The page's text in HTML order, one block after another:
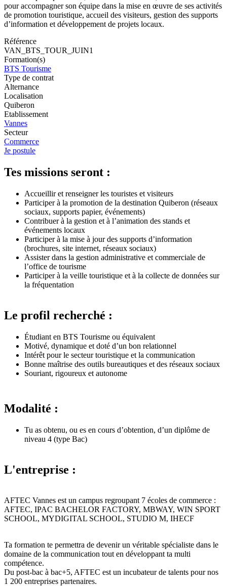
pour accompagner son équipe dans la mise en œuvre de ses activités
de promotion touristique, accueil des visiteurs, gestion des supports
d’information et développement de projets locaux.
Référence
VAN_BTS_TOUR_JUIN1
Formation(s)
BTS Tourisme
Type de contrat
Alternance
Localisation
Quiberon
Etablissement
Vannes
Secteur
Commerce
Je postule
Tes missions seront :
Accueillir et renseigner les touristes et visiteurs
Participer à la promotion de la destination Quiberon (réseaux
sociaux, supports papier, événements)
Contribuer à la gestion et à l’animation des stands et
événements locaux
Participer à la mise à jour des supports d’information
(brochures, site internet, réseaux sociaux)
Assister dans la gestion administrative et commerciale de
l’office de tourisme
Participer à la veille touristique et à la collecte de données sur
la fréquentation
Le profil recherché :
Étudiant en BTS Tourisme ou équivalent
Motivé, dynamique et doté d’un bon relationnel
Intérêt pour le secteur touristique et la communication
Bonne maîtrise des outils bureautiques et des réseaux sociaux
Souriant, rigoureux et autonome
Modalité :
Tu as obtenu, ou es en cours d’obtention, d’un diplôme de
niveau 4 (type Bac)
L'entreprise :
AFTEC Vannes est un campus regroupant 7 écoles de commerce :
AFTEC, IPAC BACHELOR FACTORY, MBWAY, WIN SPORT
SCHOOL, MYDIGITAL SCHOOL, STUDIO M, IHECF
Ta formation te permettra de devenir un véritable spécialiste dans le
domaine de la communication tout en développant ta multi
compétence.
Du post-bac à bac+5, AFTEC est un incubateur de talents pour nos
1 200 entreprises partenaires.